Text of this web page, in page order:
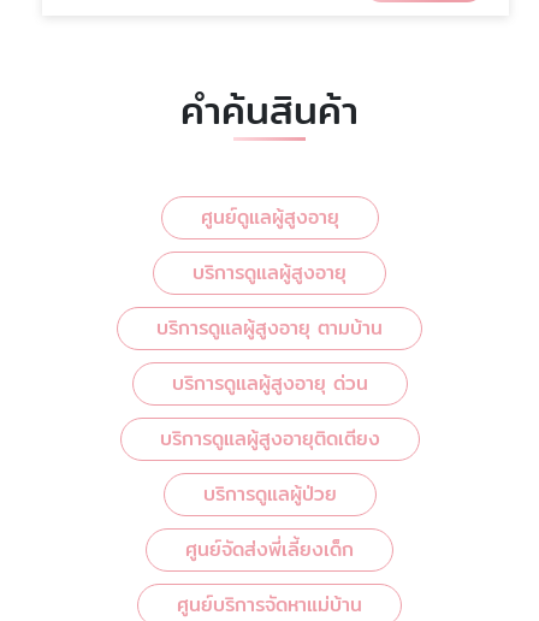
คำค้นสินค้า
ศูนย์ดูแลผู้สูงอายุ
บริการดูแลผู้สูงอายุ
บริการดูแลผู้สูงอายุ ตามบ้าน
บริการดูแลผู้สูงอายุ ด่วน
บริการดูแลผู้สูงอายุติดเตียง
บริการดูแลผู้ป่วย
ศูนย์จัดส่งพี่เลี้ยงเด็ก
ศูนย์บริการจัดหาแม่บ้าน